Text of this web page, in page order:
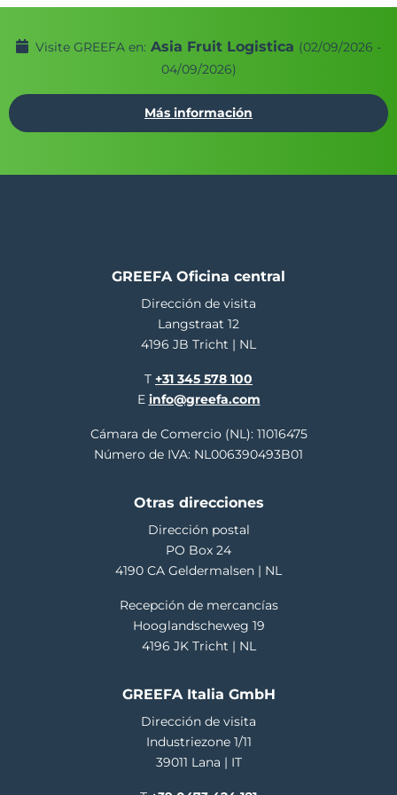
Visite GREEFA en: Asia Fruit Logistica (02/09/2026 -
04/09/2026)
Más información
GREEFA Oficina central
Dirección de visita
Langstraat 12
4196 JB Tricht | NL
T +31 345 578 100
E info@greefa.com
Cámara de Comercio (NL): 11016475
Número de IVA: NL006390493B01
Otras direcciones
Dirección postal
PO Box 24
4190 CA Geldermalsen | NL
Recepción de mercancías
Hooglandscheweg 19
4196 JK Tricht | NL
GREEFA Italia GmbH
Dirección de visita
Industriezone 1/11
39011 Lana | IT